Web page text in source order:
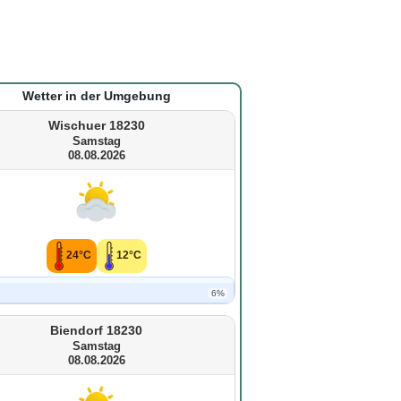
Wetter in der Umgebung
Wischuer 18230
Samstag
08.08.2026
24°C 12°C
6%
Biendorf 18230
Samstag
08.08.2026